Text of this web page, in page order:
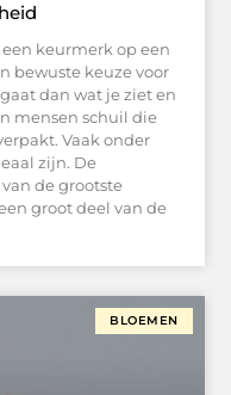
keurmerk op een
bewuste keuze voor
dan wat je ziet en
mensen schuil die
Vaak onder
zijn. De
de grootste
groot deel van de
BLOEMEN